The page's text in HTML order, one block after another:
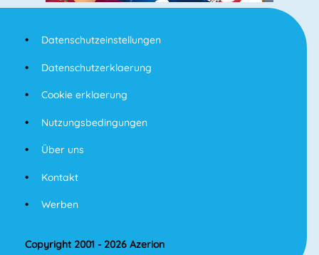
Datenschutzeinstellungen
Datenschutzerklaerung
Cookie erklaerung
Nutzungsbedingungen
Über uns
Kontakt
Werben
Copyright 2001 - 2026 Azerion